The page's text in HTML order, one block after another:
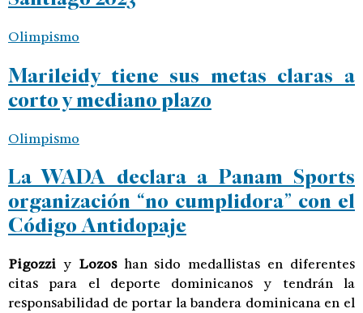
Olimpismo
Marileidy tiene sus metas claras a
corto y mediano plazo
Olimpismo
La WADA declara a Panam Sports
organización “no cumplidora” con el
Código Antidopaje
Pigozzi y Lozoshan sido medallistas en diferentes
citas para el deporte dominicanos y tendrán la
responsabilidad de portar la bandera dominicana en el